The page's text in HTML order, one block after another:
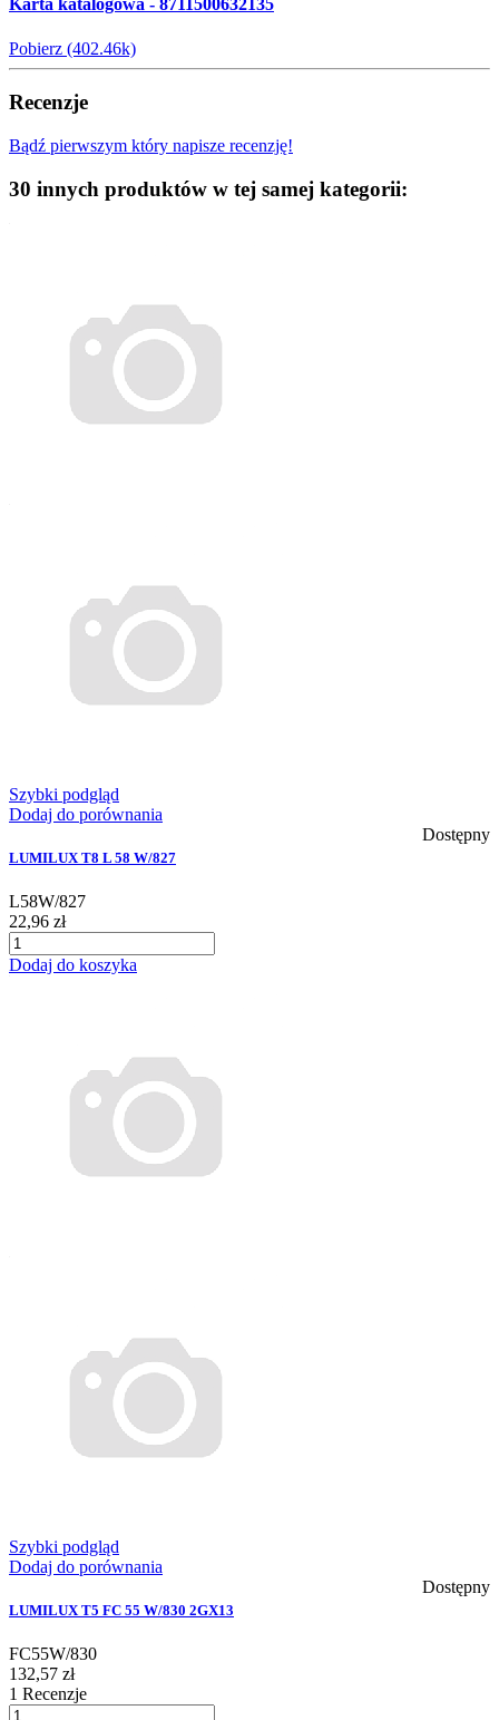
Karta katalogowa - 8711500632135
Pobierz (402.46k)
Recenzje
Bądź pierwszym który napisze recenzję!
30 innych produktów w tej samej kategorii:
Szybki podgląd
Dodaj do porównania
Dostępny
LUMILUX T8 L 58 W/827
L58W/827
22,96 zł
Dodaj do koszyka
Szybki podgląd
Dodaj do porównania
Dostępny
LUMILUX T5 FC 55 W/830 2GX13
FC55W/830
132,57 zł
1 Recenzje